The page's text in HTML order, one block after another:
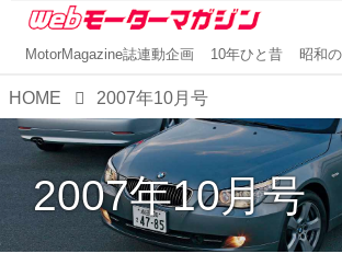
MotorMagazine誌連動企画 10年ひと昔 昭和
HOME 2007年10月号
2007年10月号